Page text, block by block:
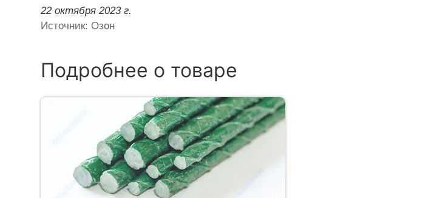
22 октября 2023 г.
Источник: Озон
Подробнее о товаре